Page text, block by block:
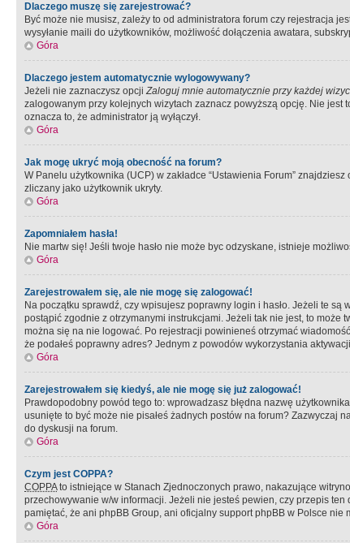
Dlaczego muszę się zarejestrować?
Być może nie musisz, zależy to od administratora forum czy rejestracja
wysyłanie maili do użytkowników, możliwość dołączenia awatara,
Góra
Dlaczego jestem automatycznie wylogowywany?
Jeżeli nie zaznaczysz opcjiZaloguj mnie automatycznie przy każdej
zalogowanym przy kolejnych wizytach zaznacz powyższą opcję. Nie
oznacza to, że administrator ją wyłączył.
Góra
Jak mogę ukryć moją obecność na forum?
W Panelu użytkownika (UCP) w zakładce “Ustawienia Forum”
zliczany jako użytkownik ukryty.
Góra
Zapomniałem hasła!
Nie martw się! Jeśli twoje hasło nie może byc odzyskane, istnieje
Góra
Zarejestrowałem się, ale nie mogę się zalogować!
Na początku sprawdź, czy wpisujesz poprawny login i hasło. Jeżeli te
postąpić zgodnie z otrzymanymi instrukcjami. Jeżeli tak nie jest, to
można się na nie logować. Po rejestracji powinieneś otrzymać
że podałeś poprawny adres? Jednym z powodów wykorzystania
Góra
Zarejestrowałem się kiedyś, ale nie mogę się już zalogować!
Prawdopodobny powód tego to: wprowadzasz błędna nazwę
usunięte to być może nie pisałeś żadnych postów na forum? Zazwyczaj
do dyskusji na forum.
Góra
Czym jest COPPA?
COPPAto istniejące w Stanach Zjednoczonych prawo, nakazujące
przechowywanie w/w informacji. Jeżeli nie jesteś pewien, czy przepis
pamiętać, że ani phpBB Group, ani oficjalny support phpBB w Polsce
Góra